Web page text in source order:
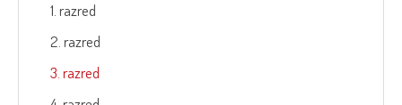
1. razred
2. razred
3. razred